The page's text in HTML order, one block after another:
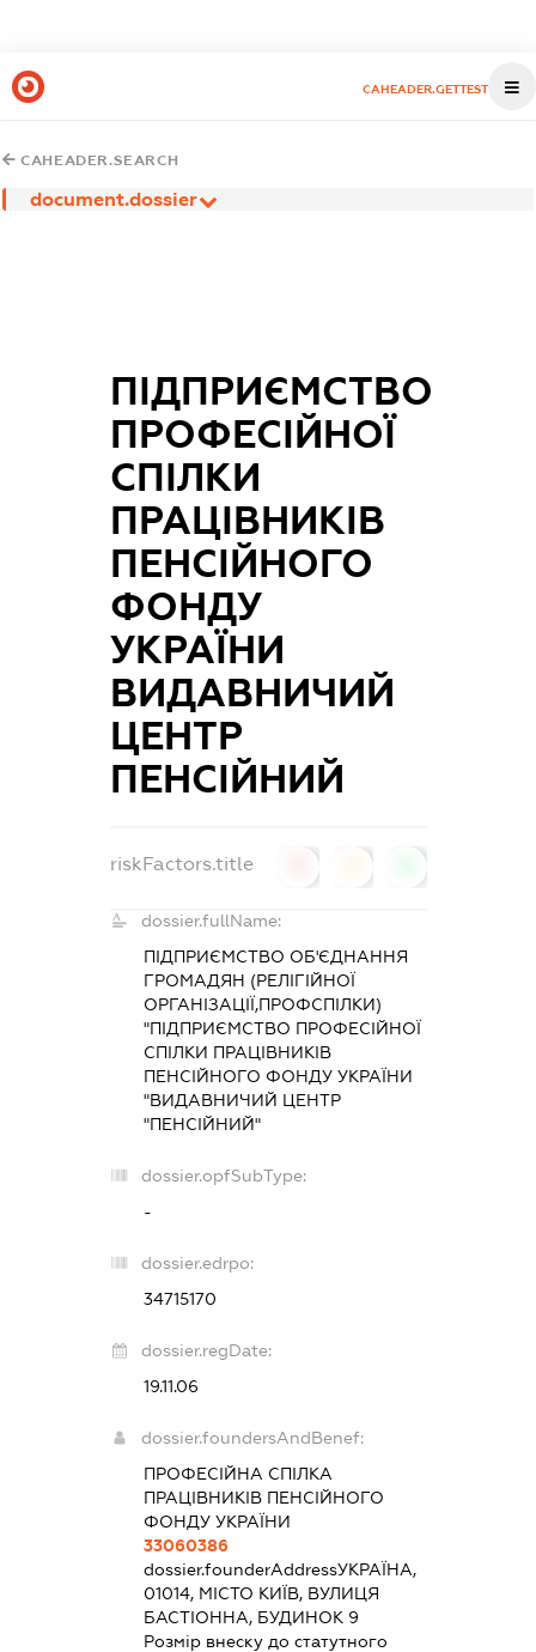
CAHEADER.GETTEST
CAHEADER.SEARCH
document.dossier
ПІДПРИЄМСТВО
ПРОФЕСІЙНОЇ
СПІЛКИ
ПРАЦІВНИКІВ
ПЕНСІЙНОГО
ФОНДУ
УКРАЇНИ
ВИДАВНИЧИЙ
ЦЕНТР
ПЕНСІЙНИЙ
riskFactors.title
dossier.fullName:
ПІДПРИЄМСТВО ОБ'ЄДНАННЯ
ГРОМАДЯН (РЕЛІГІЙНОЇ
ОРГАНІЗАЦІЇ,ПРОФСПІЛКИ)
"ПІДПРИЄМСТВО ПРОФЕСІЙНОЇ
СПІЛКИ ПРАЦІВНИКІВ
ПЕНСІЙНОГО ФОНДУ УКРАЇНИ
"ВИДАВНИЧИЙ ЦЕНТР
"ПЕНСІЙНИЙ"
dossier.opfSubType:
-
dossier.edrpo:
34715170
dossier.regDate:
19.11.06
dossier.foundersAndBenef:
ПРОФЕСІЙНА СПІЛКА
ПРАЦІВНИКІВ ПЕНСІЙНОГО
ФОНДУ УКРАЇНИ
33060386
dossier.founderAddressУКРАЇНА,
01014, МІСТО КИЇВ, ВУЛИЦЯ
БАСТІОННА, БУДИНОК 9
Розмір внеску до статутного